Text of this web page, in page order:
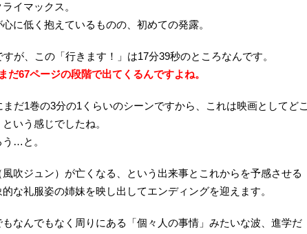
イマックス。
に低く抱えているものの、初めての発露。
が、この「行きます！」は17分39秒のところなんです。
だ67ページの段階で出てくるんですよね。
だ1巻の3分の1くらいのシーンですから、これは映画としてどこ
いう感じでしたね。
…と。
吹ジュン）が亡くなる、という出来事とこれからを予感させる
な礼服姿の姉妹を映し出してエンディングを迎えます。
なんでもなく周りにある「個々人の事情」みたいな波、進学だ